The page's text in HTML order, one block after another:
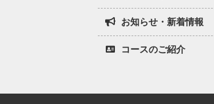
お知らせ・新着情報
コースのご紹介